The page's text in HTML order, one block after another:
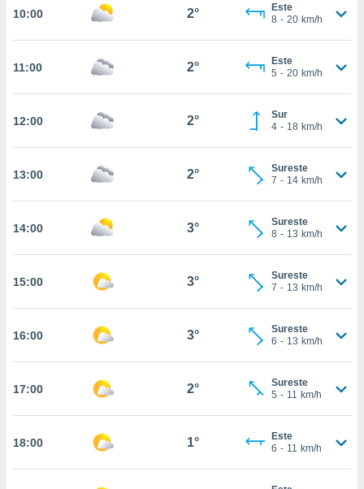
de
En
de que
sean
el sitio
para
ni para
aunque
no
abono
10:00 2°
Este
8 - 20 km/h
11:00 2°
Este
5 - 20 km/h
12:00 2°
Sur
4 - 18 km/h
13:00 2°
Sureste
7 - 14 km/h
14:00 3°
Sureste
8 - 13 km/h
15:00 3°
Sureste
7 - 13 km/h
16:00 3°
Sureste
6 - 13 km/h
17:00 2°
Sureste
5 - 11 km/h
18:00 1°
Este
6 - 11 km/h